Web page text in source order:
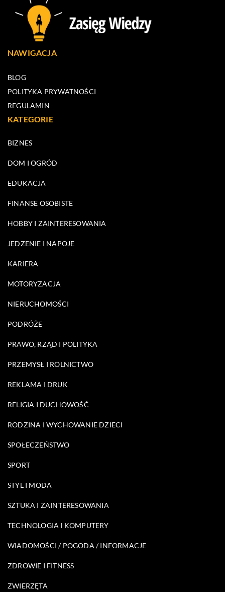
NAWIGACJA
BLOG
POLITYKA PRYWATNOŚCI
REGULAMIN
KATEGORIE
BIZNES
DOM I OGRÓD
EDUKACJA
FINANSE OSOBISTE
HOBBY I ZAINTERESOWANIA
JEDZENIE I NAPOJE
KARIERA
MOTORYZACJA
NIERUCHOMOŚCI
PODRÓŻE
PRAWO, RZĄD I POLITYKA
PRZEMYSŁ I ROLNICTWO
REKLAMA I DRUK
RELIGIA I DUCHOWOŚĆ
RODZINA I WYCHOWANIE DZIECI
SPOŁECZEŃSTWO
SPORT
STYL I MODA
SZTUKA I ZAINTERESOWANIA
TECHNOLOGIA I KOMPUTERY
WIADOMOŚCI / POGODA / INFORMACJE
ZDROWIE I FITNESS
ZWIERZĘTA